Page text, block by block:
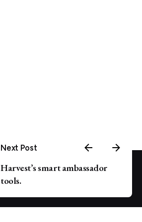
Next Post
Harvest’s smart ambassador
tools.